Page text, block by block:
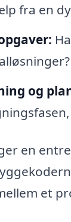
fra en
og
en
et